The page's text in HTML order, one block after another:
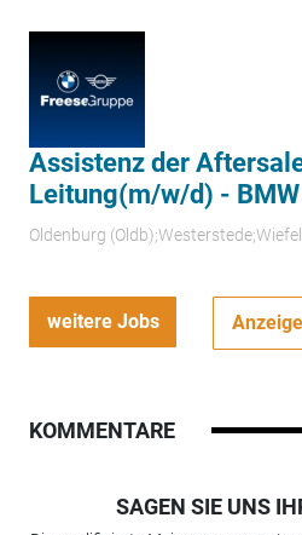
Assistenz der
Leitung(m/w/d) -
Oldenburg
weitere Jobs
KOMMENTARE
SAGEN SIE UNS